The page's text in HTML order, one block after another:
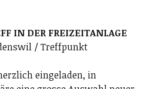
IN DER FREIZEITANLAGE
/ Treffpunkt
eingeladen, in